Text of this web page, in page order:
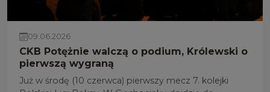
09.06.2026
CKB Potężnie walczą o podium, Królewski o
pierwszą wygraną
Już w środę (10 czerwca) pierwszy mecz 7. kolejki